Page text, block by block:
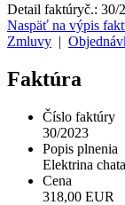
Detail faktúryč.: 30/
Naspäť na výpis
Zmluvy |
Faktúra
Číslo faktúry
30/2023
Popis plnenia
Elektrina chata
Cena
318,00 EUR